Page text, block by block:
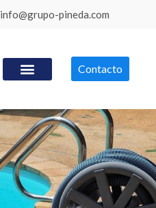
info@grupo-pineda.com
Contacto